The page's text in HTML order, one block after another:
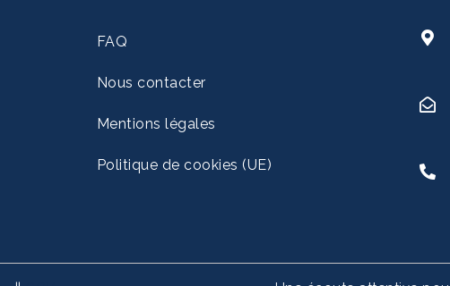
FAQ
Nous contacter
Mentions légales
Politique de cookies (UE)